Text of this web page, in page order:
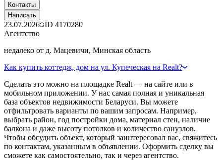
Контакты
Написать
23.07.2026 ID 4170280
Агентство
недалеко от д. Мацевичи, Минская область
Как купить коттедж, дом на ул. Купеческая на Realt?
Сделать это можно на площадке Realt — на сайте или в
мобильном приложении. У нас самая полная и уникальная
база объектов недвижимости Беларуси. Вы можете
отфильтровать варианты по вашим запросам. Например,
выбрать район, год постройки дома, материал стен, наличие
балкона и даже высоту потолков и количество санузлов.
Чтобы обсудить объект, который заинтересовал вас, свяжитесь
по контактам, указанным в объявлении. Оформить сделку вы
сможете как самостоятельно, так и через агентство.